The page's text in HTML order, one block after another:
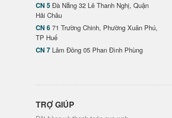
CN 5 Đà Nẵng 32 Lê Thanh Nghị, Quận
Hải Châu
CN 6 71 Trường Chinh, Phường Xuân Phú,
TP Huế
CN 7 Lâm Đồng 05 Phan Đình Phùng
TRỢ GIÚP